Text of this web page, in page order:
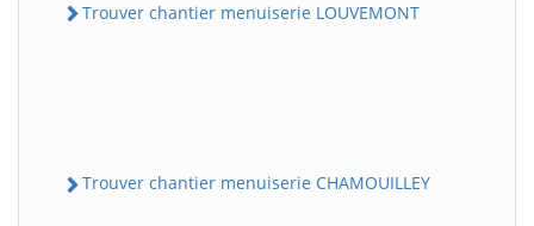
Trouver chantier menuiserie LOUVEMONT
Trouver chantier menuiserie CHAMOUILLEY